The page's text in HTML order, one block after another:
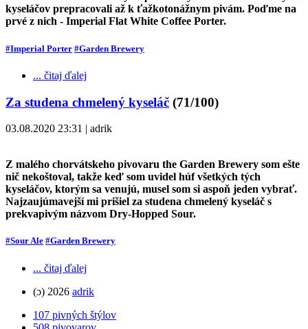
kyseláčov prepracovali až k ťažkotonážnym pivám. Poďme na
prvé z nich - Imperial Flat White Coffee Porter.
#Imperial Porter #Garden Brewery
... čitaj ďalej
Za studena chmelený kyseláč (71/100)
03.08.2020 23:31 | adrik
Z malého chorvátskeho pivovaru the Garden Brewery som ešte
nič nekoštoval, takže keď som uvidel húf všetkých tých
kyseláčov, ktorým sa venujú, musel som si aspoň jeden vybrať.
Najzaujúmavejší mi prišiel za studena chmelený kyseláč s
prekvapivým názvom Dry-Hopped Sour.
#Sour Ale #Garden Brewery
... čitaj ďalej
(ɔ) 2026 adrik
107 pivných štýlov